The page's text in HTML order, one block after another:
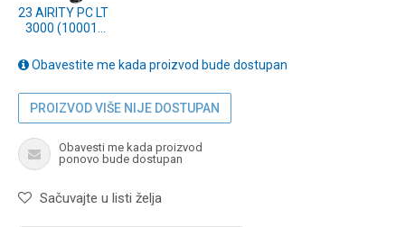
23 AIRITY PC LT
3000 (10001-
Obavestite me kada proizvod bude dostupan
PROIZVOD VIŠE NIJE DOSTUPAN
Obavesti me kada proizvod
ponovo bude dostupan
Sačuvajte u listi želja